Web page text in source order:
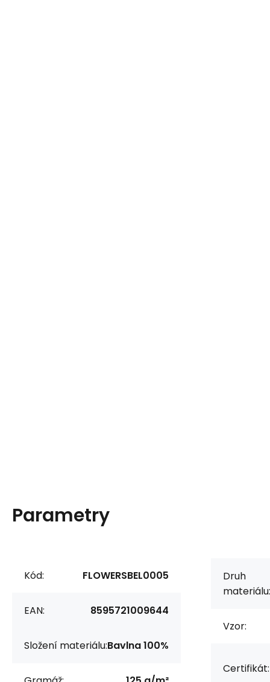
Parametry
Kód: FLOWERSBEL0005
EAN: 8595721009644
Složení materiálu:Bavlna 100%
Druh
materiálu:
Vzor:
Certifikát: